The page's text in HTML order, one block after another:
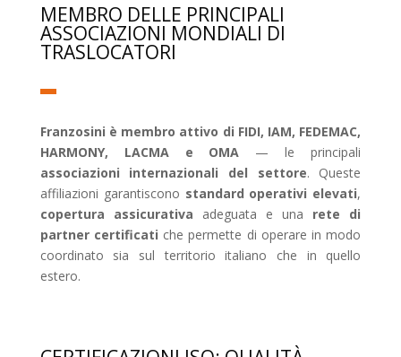
MEMBRO DELLE PRINCIPALI
ASSOCIAZIONI MONDIALI DI
TRASLOCATORI
Franzosini è membro attivo di FIDI, IAM, FEDEMAC,
HARMONY, LACMA e OMA — le principali
associazioni internazionali del settore. Queste
affiliazioni garantiscono standard operativi elevati,
copertura assicurativa adeguata e una rete di
partner certificati che permette di operare in modo
coordinato sia sul territorio italiano che in quello
estero.